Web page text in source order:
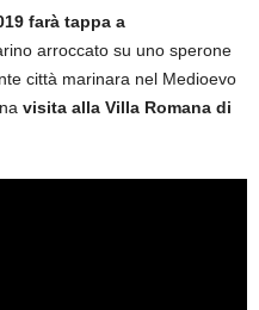
farà tappa a
arroccato su uno sperone
città marinara nel Medioevo
visita alla Villa Romana di